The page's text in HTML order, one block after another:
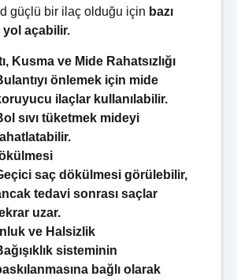
güçlü bir ilaç olduğu için bazı
açabilir.
Kusma ve Mide Rahatsızlığı
önlemek için mide
ilaçlar kullanılabilir.
sıvı tüketmek mideyi
saç dökülmesi görülebilir,
tedavi sonrası saçlar
uzar.
ve Halsizlik
sisteminin
bağlı olarak